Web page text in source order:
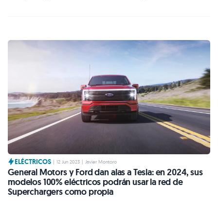
ELÉCTRICOS | 12 Jun 2023 | Javier Montoro
General Motors y Ford dan alas a Tesla: en 2024, sus
modelos 100% eléctricos podrán usar la red de
Superchargers como propia